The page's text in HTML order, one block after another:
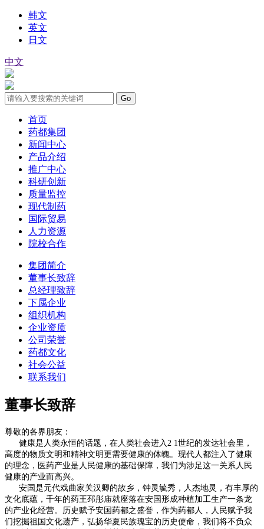
韩文
英文
日文
中文
首页
药都集团
新闻中心
产品介绍
推广中心
科研创新
质量监控
现代制药
国际贸易
人力资源
院校合作
集团简介
董事长致辞
总经理致辞
下属企业
组织机构
企业资质
公司荣誉
药都文化
社会公益
联系我们
董事长致辞
尊敬的各界朋友：
健康是人类永恒的话题，在人类社会进入2 1世纪的发达社会里，
高度的物质文明和精神文明更需要健康的体魄。现代人都注入了健康
的理念，医药产业是人民健康的基础保障，我们为涉足这一关系人民
健康的产业而高兴。
安国是元代戏曲家关汉卿的故乡，钟灵毓秀，人杰地灵，有丰厚的
文化底蕴，千年的药王邳彤庙就座落在安国形成种植加工生产一条龙
的产业化经营。历史赋予安国药都之盛誉，作为药都人，人民赋予我
们挖掘祖国文化遗产，弘扬华夏民族瑰宝的历史使命，我们将不负众